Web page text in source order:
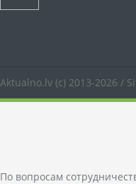
Aktualno.lv (c) 2013-2026 /
По вопросам